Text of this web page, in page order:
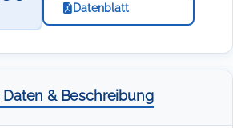
Datenblatt
& Beschreibung